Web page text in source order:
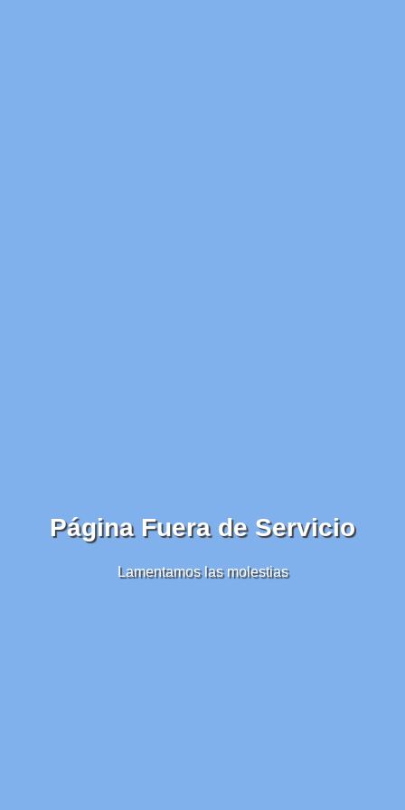
Página Fuera de Servicio
Lamentamos las molestias